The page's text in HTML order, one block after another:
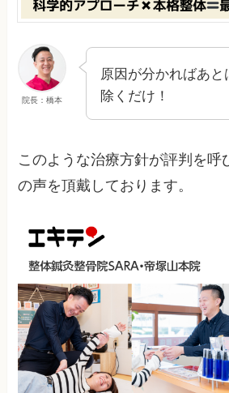
院長：橋本
原因が分かればあと
除くだけ！
このような治療方針が評判を呼
の声を頂戴しております。